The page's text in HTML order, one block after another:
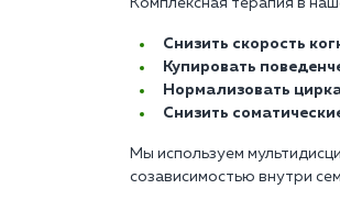
Комплексная терапия в
Снизить скорость
Купировать
Нормализовать
Снизить
Мы используем
созависимостью внутри